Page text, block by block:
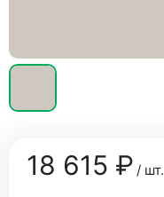
18 615 ₽/ шт.